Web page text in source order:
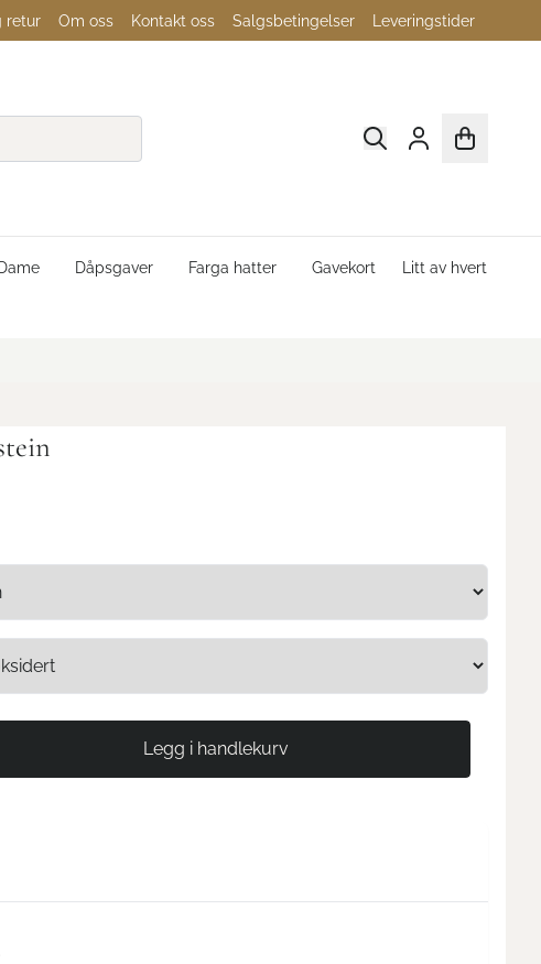
retur Om oss Kontakt oss Salgsbetingelser Leveringstider
Dåpsgaver Farga hatter Gavekort Litt av hvert